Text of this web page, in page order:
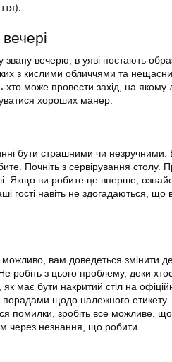
вечерю, в уяві постають
з кислими обличчями та
хто може провести захід, на
хороших манер.
бути страшними чи
Почніть з сервірування столу.
Якщо ви робите це вперше,
навіть не здогадаються, що
вам доведеться змінити
робіть з цього проблему, доки
бути накритий стіл на
щодо належного етикету
помилки, зробіть все можливе,
через незнання, що робити.